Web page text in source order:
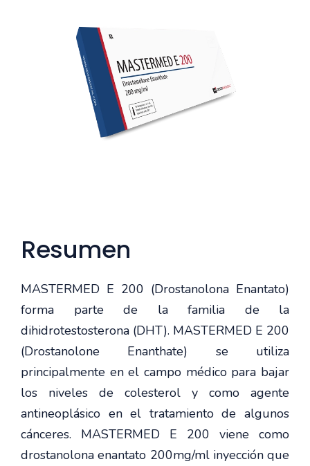
Resumen
MASTERMED E 200 (Drostanolona Enantato)
forma parte de la familia de la
dihidrotestosterona (DHT). MASTERMED E 200
(Drostanolone Enanthate) se utiliza
principalmente en el campo médico para bajar
los niveles de colesterol y como agente
antineoplásico en el tratamiento de algunos
cánceres. MASTERMED E 200 viene como
drostanolona enantato 200mg/ml inyección que